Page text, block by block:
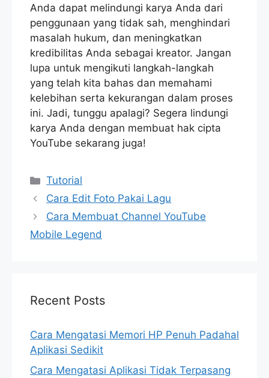
Anda dapat melindungi karya Anda dari
penggunaan yang tidak sah, menghindari
masalah hukum, dan meningkatkan
kredibilitas Anda sebagai kreator. Jangan
lupa untuk mengikuti langkah-langkah
yang telah kita bahas dan memahami
kelebihan serta kekurangan dalam proses
ini. Jadi, tunggu apalagi? Segera lindungi
karya Anda dengan membuat hak cipta
YouTube sekarang juga!
Categories
Tutorial
Cara Edit Foto Pakai Lagu
Cara Membuat Channel YouTube
Mobile Legend
Recent Posts
Cara Mengatasi Memori HP Penuh Padahal
Aplikasi Sedikit
Cara Mengatasi Aplikasi Tidak Terpasang